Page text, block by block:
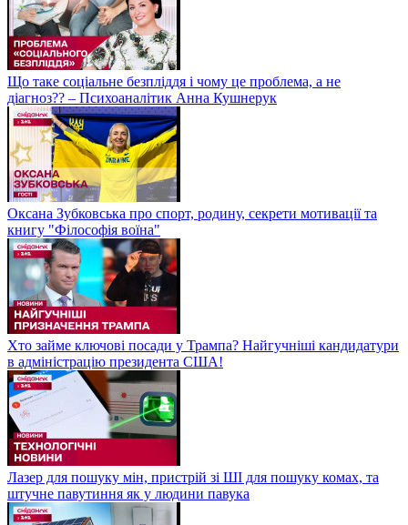
Що таке соціальне безпліддя і чому це проблема, а не
діагноз?? – Психоаналітик Анна Кушнерук
Оксана Зубковська про спорт, родину, секрети мотивації та
книгу "Філософія воїна"
Хто займе ключові посади у Трампа? Найгучніші кандидатури
в адміністрацію президента США!
Лазер для пошуку мін, пристрій зі ШІ для пошуку комах, та
штучне павутиння як у людини павука